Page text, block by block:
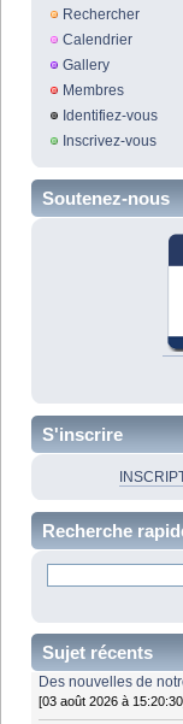
Rechercher
Calendrier
Gallery
Membres
Identifiez-vous
Inscrivez-vous
Soutenez-nous
S'inscrire
Recherche
Sujet récents
Des nouvelles de
[03 août 2026 à